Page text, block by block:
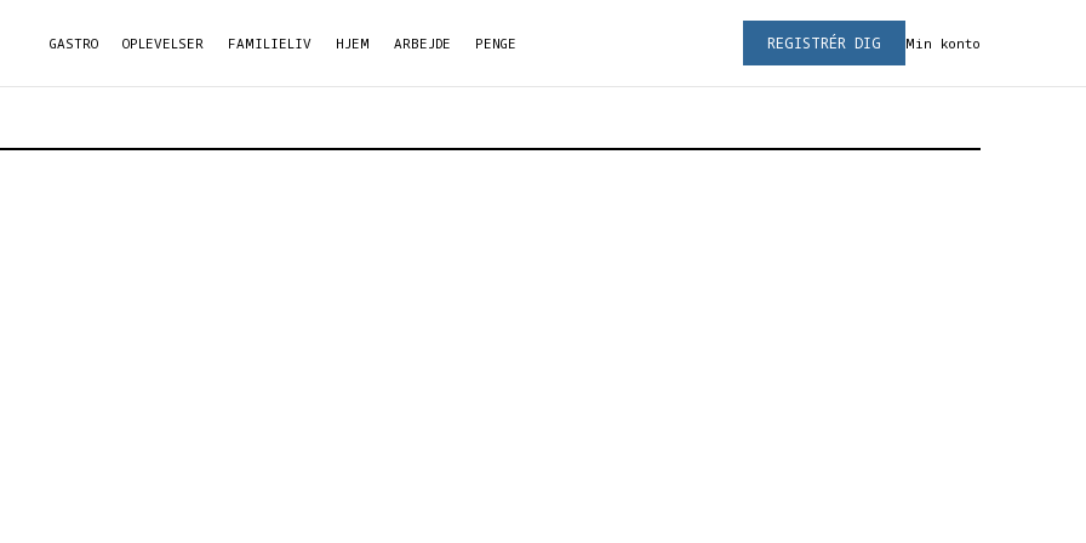
GASTRO OPLEVELSER FAMILIELIV HJEM ARBEJDE PENGE Min konto
REGISTRÉR DIG